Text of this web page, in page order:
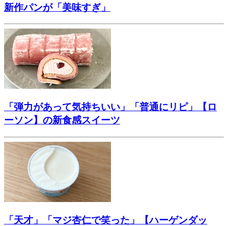
新作パンが「美味すぎ」
「弾力があって気持ちいい」「普通にリピ」【ロ
ーソン】の新食感スイーツ
「天才」「マジ杏仁で笑った」【ハーゲンダッ